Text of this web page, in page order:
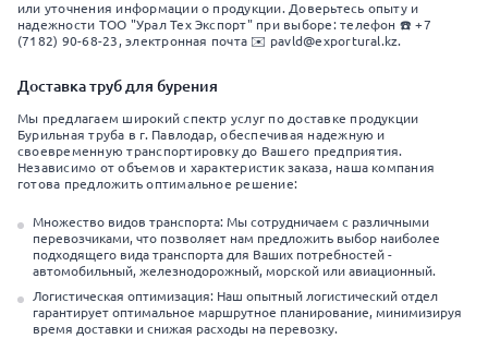
или уточнения информации о продукции. Доверьтесь опыту и
надежности ТОО "Урал Тех Экспорт" при выборе: телефон ☎️ +7
(7182) 90-68-23, электронная почта ✉️ pavld@exportural.kz.
Доставка труб для бурения
Мы предлагаем широкий спектр услуг по доставке продукции
Бурильная труба в г. Павлодар, обеспечивая надежную и
своевременную транспортировку до Вашего предприятия.
Независимо от объемов и характеристик заказа, наша компания
готова предложить оптимальное решение:
Множество видов транспорта: Мы сотрудничаем с различными
перевозчиками, что позволяет нам предложить выбор наиболее
подходящего вида транспорта для Ваших потребностей -
автомобильный, железнодорожный, морской или авиационный.
Логистическая оптимизация: Наш опытный логистический отдел
гарантирует оптимальное маршрутное планирование, минимизируя
время доставки и снижая расходы на перевозку.